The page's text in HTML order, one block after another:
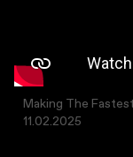
Making The
11.02.2025